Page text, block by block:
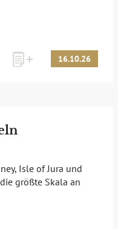
16.10.26
Isle of Jura und
größte Skala an